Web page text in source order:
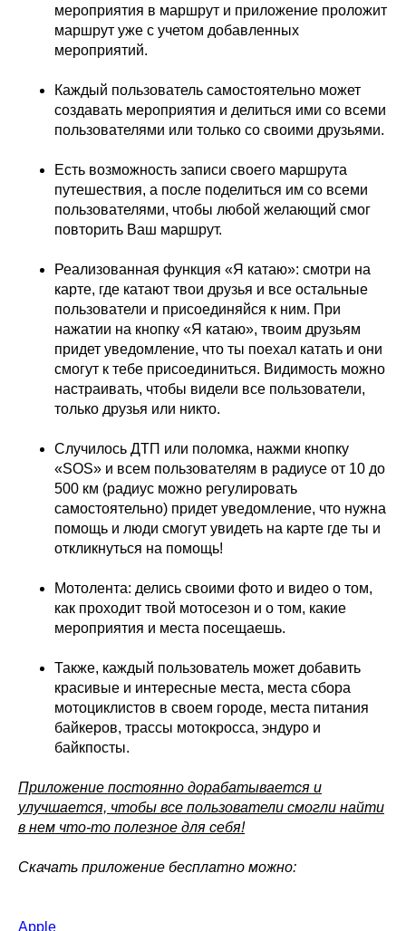
мероприятия в маршрут и приложение проложит
маршрут уже с учетом добавленных
мероприятий.
Каждый пользователь самостоятельно может
создавать мероприятия и делиться ими со всеми
пользователями или только со своими друзьями.
Есть возможность записи своего маршрута
путешествия, а после поделиться им со всеми
пользователями, чтобы любой желающий смог
повторить Ваш маршрут.
Реализованная функция «Я катаю»: смотри на
карте, где катают твои друзья и все остальные
пользователи и присоединяйся к ним. При
нажатии на кнопку «Я катаю», твоим друзьям
придет уведомление, что ты поехал катать и они
смогут к тебе присоединиться. Видимость можно
настраивать, чтобы видели все пользователи,
только друзья или никто.
Случилось ДТП или поломка, нажми кнопку
«SOS» и всем пользователям в радиусе от 10 до
500 км (радиус можно регулировать
самостоятельно) придет уведомление, что нужна
помощь и люди смогут увидеть на карте где ты и
откликнуться на помощь!
Мотолента: делись своими фото и видео о том,
как проходит твой мотосезон и о том, какие
мероприятия и места посещаешь.
Также, каждый пользователь может добавить
красивые и интересные места, места сбора
мотоциклистов в своем городе, места питания
байкеров, трассы мотокросса, эндуро и
байкпосты.
Приложение постоянно дорабатывается и
улучшается, чтобы все пользователи смогли найти
в нем что-то полезное для себя!
Скачать приложение бесплатно можно:
Apple